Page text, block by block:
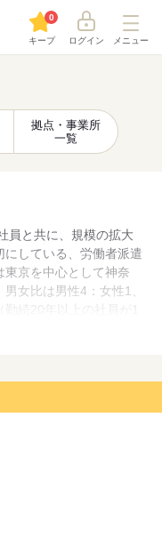
キープ
0
ログイン メニュー
拠点・事業所
一覧
員と共に、規模の拡大
にしている、労働者派遣
京を中心として神奈
女比は男性4：女性1、
続20年以上の社員が1
す！）が自慢です。
ドバイスをしていきま